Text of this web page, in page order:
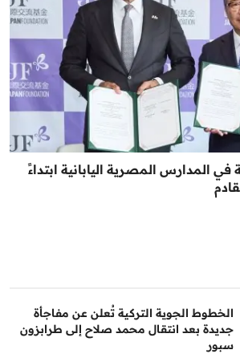
في المدارس المصرية اليابانية ابتداءً
الخطوط الجوية التركية تُعلن عن مفاجأة
جديدة بعد انتقال محمد صلاح إلى طرابزون
سبور